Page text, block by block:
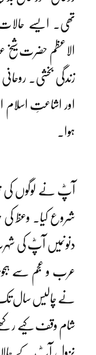
تھی۔ ایسے
الاعظم حضرت شیخ
زندگی بخشی۔ روحانی
اور اشاعتِ اسلام
ہوا۔
آپؓ نے لوگوں کی
شروع کیا۔ وعظ کی
دنوںمیں آپؓ کی
عرب و عجم سے
نے چالیس سال تک
شام وقف کیے
نزول آپؓ کے